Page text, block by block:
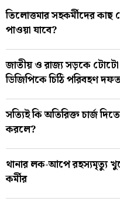
তিলোত্তমার সহকর্মীদের
পাওয়া যাবে?
জাতীয় ও রাজ্য সড়কে টোটো
ডিজিপিকে চিঠি পরিবহণ
সত্যিই কি অতিরিক্ত চার্জ
করলে?
থানার লক-আপে রহস্যমৃত্যু
কর্মীর